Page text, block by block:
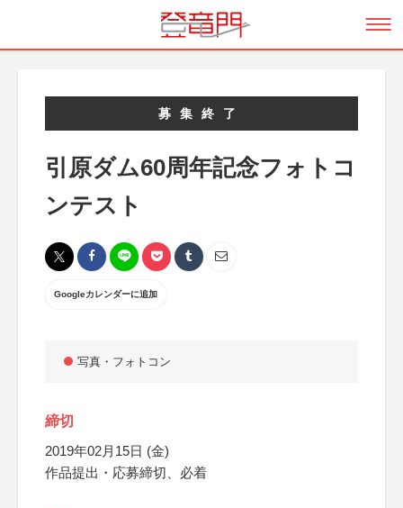
募集終了
引原ダム60周年記念フォトコ
ンテスト
Googleカレンダーに追加
写真・フォトコン
締切
2019年02月15日 (金)
作品提出・応募締切、必着